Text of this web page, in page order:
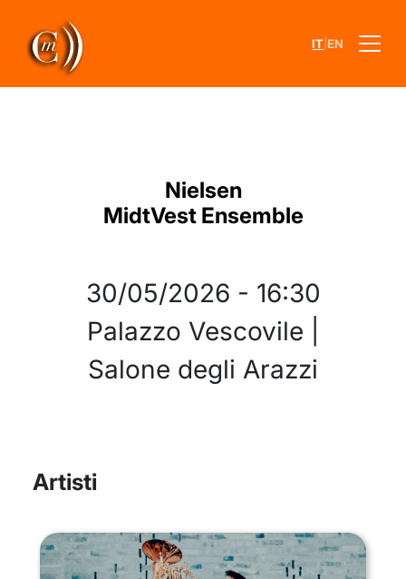
IT EN
Nielsen
MidtVest Ensemble
30/05/2026 - 16:30
Palazzo Vescovile |
Salone degli Arazzi
Artisti